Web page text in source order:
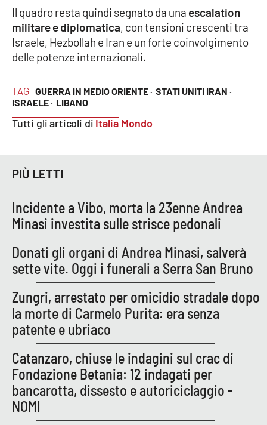
Destinazioni
Eventi
Food
Storie
Lacplay.it
Lactv.it
Laconair.it
Lacitymag.it
Lacapitalenews.it
Ilreggino.it
Cosenzachannel.it
Ilvibonese.it
Catanzarochannel.it
TAG GUERRA IN MEDIO ORIENTE · STATI UNITI IRAN ·
ISRAELE · LIBANO
Tutti gli articoli di Italia Mondo
Il quadro resta quindi segnato da una escalation
militare e diplomatica, con tensioni crescenti tra
Israele, Hezbollah e Iran e un forte coinvolgimento
delle potenze internazionali.
PIÙ LETTI
Incidente a Vibo, morta la 23enne Andrea
Minasi investita sulle strisce pedonali
Donati gli organi di Andrea Minasi, salverà
sette vite. Oggi i funerali a Serra San Bruno
Zungri, arrestato per omicidio stradale dopo
la morte di Carmelo Purita: era senza
patente e ubriaco
Catanzaro, chiuse le indagini sul crac di
Fondazione Betania: 12 indagati per
bancarotta, dissesto e autoriciclaggio -
NOMI